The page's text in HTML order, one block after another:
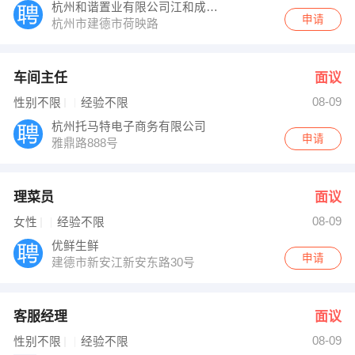
杭州和谐置业有限公司江和成商业管理分公司
杭州市建德市荷映路
申请
车间主任 面议
性别不限 经验不限
08-09
杭州托马特电子商务有限公司
雅鼎路888号
申请
理菜员 面议
女性 经验不限
08-09
优鲜生鲜
建德市新安江新安东路30号
申请
客服经理 面议
性别不限 经验不限 08-09